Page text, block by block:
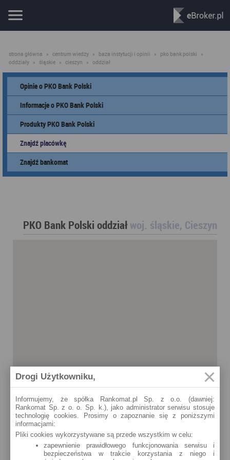
strona główna » centrum wiedzy » baza instytucji i opinii » pko bank polski
»
oddziały » śląskie » cieszyn » oddział
Opinie o PKO Bank Polski
Informacje o PKO Bank Polski
Produkty PKO Bank Polski
Znajdź placówkę
Znajdź bankomat
PKO Bank Polski oddziałwoj. śląskie, Cieszyn
Drogi Użytkowniku,
Informujemy, że spółka Rankomat.pl Sp. z o.o. (dawniej:
Rankomat Sp. z o. o. Sp. k.), jako administrator serwisu stosuje
technologię cookies. Prosimy o zapoznanie się z poniższymi
informacjami:
Pliki cookies wykorzystywane są przede wszystkim w celu:
zapewnienie prawidłowego funkcjonowania serwisu i
bezpieczeństwa w trakcie korzystania z niego i